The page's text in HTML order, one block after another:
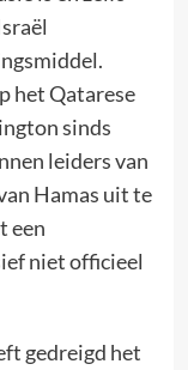
het Qatarese
sinds
leiders van
Hamas uit te
een
niet officieel
gedreigd het